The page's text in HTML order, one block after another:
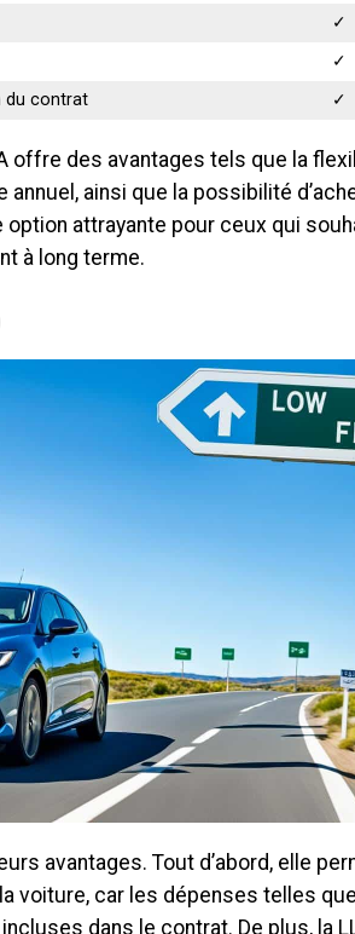
✓
✓
du contrat
✓
offre des avantages tels que la
ainsi que la possibilité
option attrayante pour ceux qui
à long terme.
avantages. Tout d’abord, elle
voiture, car les dépenses telles
dans le contrat. De plus, la